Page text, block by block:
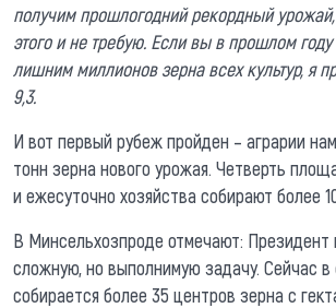
получим прошлогодний рекордный урожай,
этого и не требую. Если вы в прошлом году
лишним миллионов зерна всех культур, я
9,3.
И вот первый рубеж пройден – аграрии
тонн зерна нового урожая. Четверть
и ежесуточно хозяйства собирают более
В Минсельхозпроде отмечают: Президент
сложную, но выполнимую задачу. Сейчас в
собирается более 35 центров зерна с